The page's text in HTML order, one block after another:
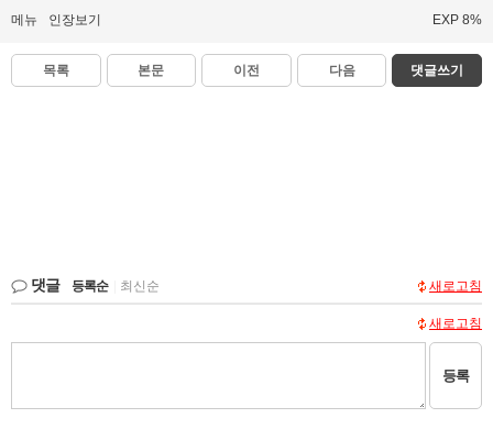
메뉴 인장보기 EXP 8%
목록 본문 이전 다음 댓글쓰기
댓글 등록순 최신순 새로고침
새로고침
등록